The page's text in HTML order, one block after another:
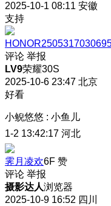
2025-10-1 08:11 安徽
支持
评论 举报
LV9荣耀30S
2025-10-6 23:47 北京
好看
小鲵悠悠 : 小鱼儿
1-2 13:42:17 河北
霁月凌欢6F 赞
评论 举报
摄影达人浏览器
2025-10-9 16:52 四川